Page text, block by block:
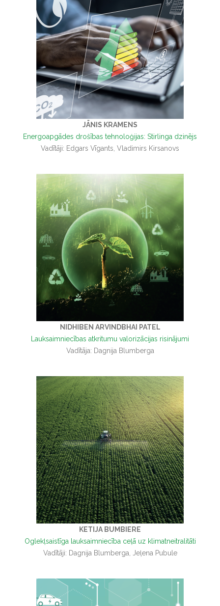
JĀNIS KRAMENS
Energoapgādes drošības tehnoloģijas: Stirlinga dzinējs
Vadītāji: Edgars Vīgants, Vladimirs Kirsanovs
NIDHIBEN ARVINDBHAI PATEL
Lauksaimniecības atkritumu valorizācijas risinājumi
Vadītāja: Dagnija Blumberga
KETIJA BUMBIERE
Oglekļsaistīga lauksaimniecība ceļā uz klimatneitralitāti
Vadītāji: Dagnija Blumberga, Jeļena Pubule